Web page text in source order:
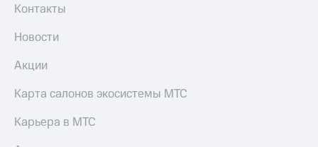
Контакты
Новости
Акции
Карта салонов экосистемы МТС
Карьера в МТС